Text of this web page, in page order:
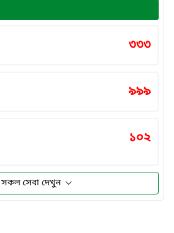
৩৩৩
৯৯৯
১০২
সকল সেবা দেখুন